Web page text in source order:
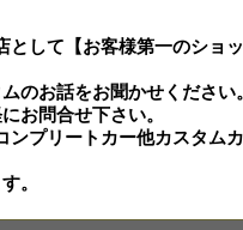
して【お客様第一のショ
のお話をお聞かせください。
お問合せ下さい。
プリートカー他カスタム
。